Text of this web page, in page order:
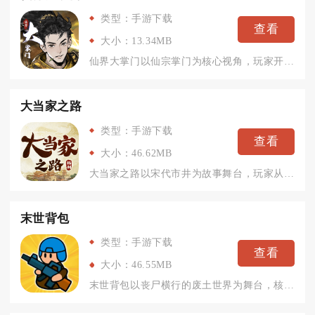
类型：手游下载
大小：13.34MB
查看
大当家之路
类型：手游下载
大小：46.62MB
查看
末世背包
类型：手游下载
大小：46.55MB
查看